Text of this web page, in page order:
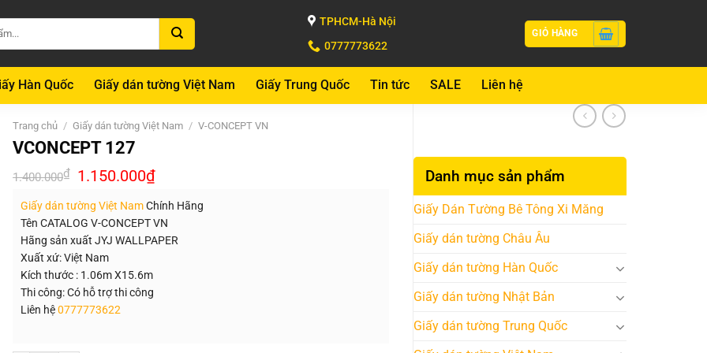
TPHCM-Hà Nội
0777773622
GIỎ HÀNG
Hàn Quốc Giấy dán tường Việt Nam Giấy Trung Quốc Tin tức SALE Liên hệ
Danh mục sản phẩm
Giấy Dán Tường Bê Tông Xi Măng
Giấy dán tường Châu Âu
Giấy dán tường Hàn Quốc
Giấy dán tường Nhật Bản
Giấy dán tường Trung Quốc
Trang chủ / Giấy dán tường Việt Nam / V-CONCEPT VN
VCONCEPT 127
1.400.000₫ Giá
gốc
1.400.000₫.
1.150.000₫Giá
hiện
là:
1.150.000₫.
Giấy dán tường Việt NamChính Hãng
Tên CATALOG V-CONCEPT VN
Hãng sản xuất JYJ WALLPAPER
Xuất xứ: Việt Nam
Kích thước : 1.06m X15.6m
Thi công: Có hỗ trợ thi công
Liên hệ0777773622